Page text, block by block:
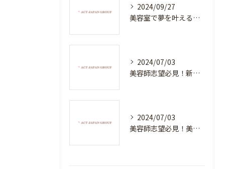
2024/09/27
美容室で夢を叶える！自分を磨く新たなチャンス
2024/07/03
美容師志望必見！新たな価値を創造する美容室でハイレベルな技術を学べる環境
2024/07/03
美容師志望必見！美容室NEWSTANDARDで最高のスキルアップを目指そう！